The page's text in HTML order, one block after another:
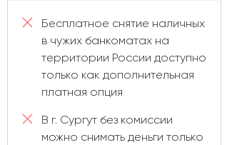
Бесплатное снятие наличных
в чужих банкоматах на
территории России доступно
только как дополнительная
платная опция
В г. Сургут без комиссии
можно снимать деньги только